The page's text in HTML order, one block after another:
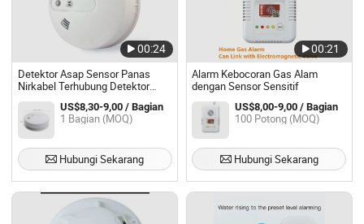
00:24
Detektor Asap Sensor Panas
Nirkabel Terhubung Detektor
Panas Asap Alarm Beroperasi
Baterai
US$8,30-9,00 / Bagian
1 Bagian (MOQ)
Hubungi Sekarang
00:21
Alarm Kebocoran Gas Alam
dengan Sensor Sensitif
US$8,00-9,00 / Bagian
100 Potong (MOQ)
Hubungi Sekarang